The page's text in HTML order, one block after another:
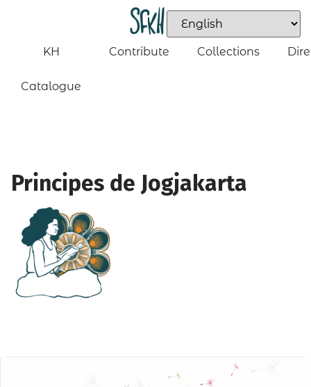
KH
Catalogue
Contribute Collections
Principes de Jogjakarta